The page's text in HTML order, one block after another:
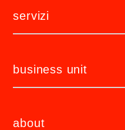
servizi
business unit
about